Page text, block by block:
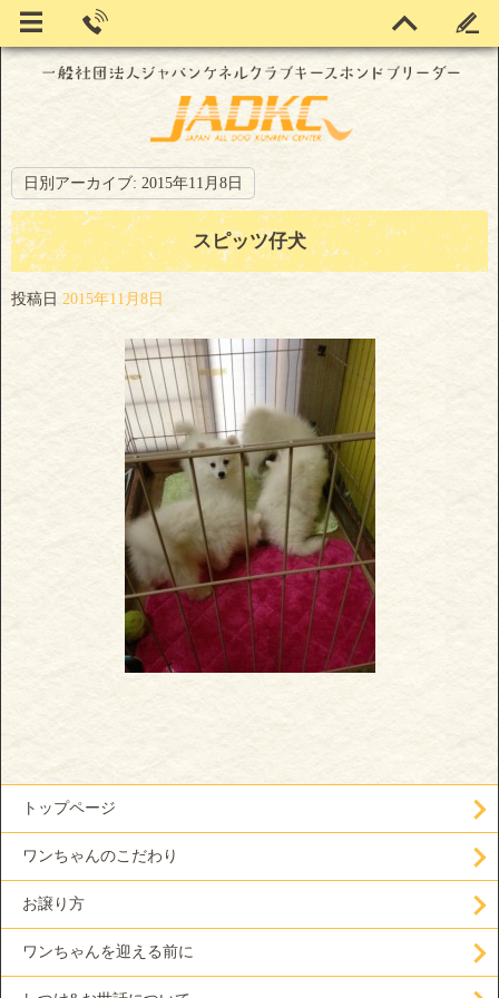
日別アーカイブ: 2015年11月8日
スピッツ仔犬
投稿日 2015年11月8日
トップページ
ワンちゃんのこだわり
お譲り方
ワンちゃんを迎える前に